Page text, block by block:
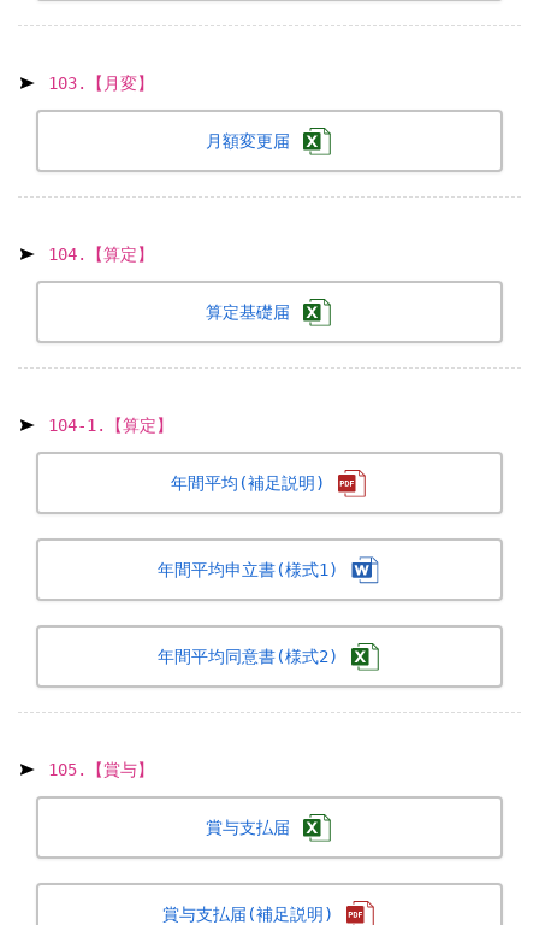
103.【月変】
月額変更届
104.【算定】
算定基礎届
104-1.【算定】
年間平均(補足説明)
年間平均申立書(様式1)
年間平均同意書(様式2)
105.【賞与】
賞与支払届
賞与支払届(補足説明)